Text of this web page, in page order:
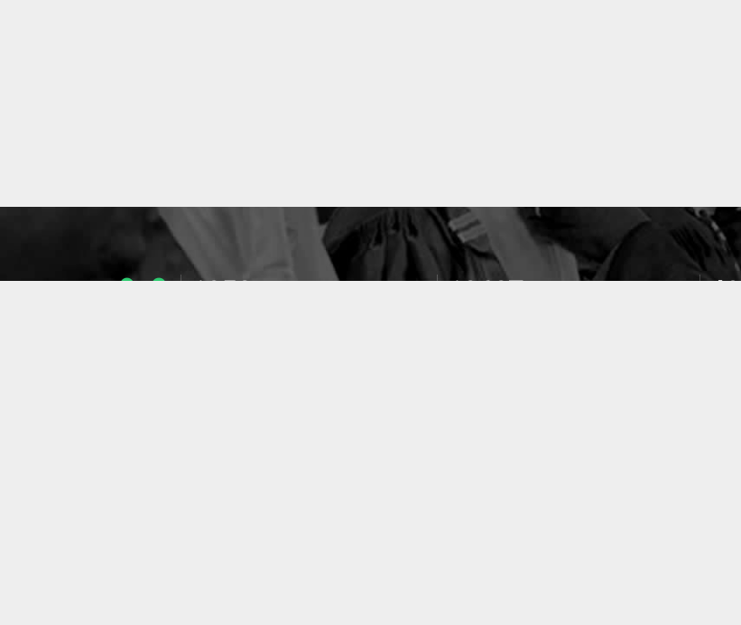
1053 10637 49